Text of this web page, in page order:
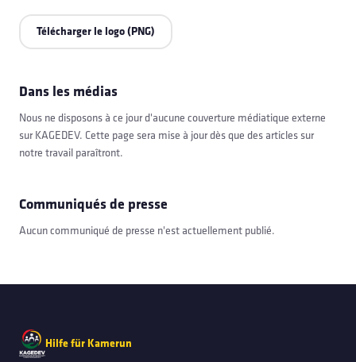
Télécharger le logo (PNG)
Dans les médias
Nous ne disposons à ce jour d'aucune couverture médiatique externe
sur KAGEDEV. Cette page sera mise à jour dès que des articles sur
notre travail paraîtront.
Communiqués de presse
Aucun communiqué de presse n'est actuellement publié.
Hilfe für Kamerun